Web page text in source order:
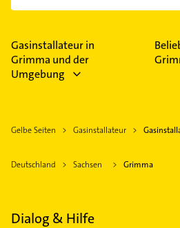
Im Anbieter-Bereich finden Sie
Feiertagen abweichen können.
Gasinstallateur in
Grimma und der
Umgebung
Gelbe Seiten Gasinstallateur
Deutschland Sachsen Grimma
Dialog & Hilfe